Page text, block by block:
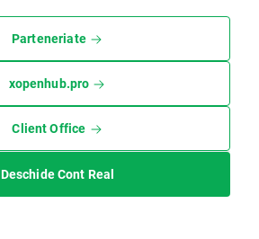
Parteneriate
xopenhub.pro
Client Office
Deschide Cont Real